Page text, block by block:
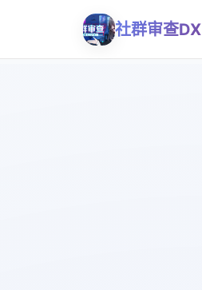
社群审查DX